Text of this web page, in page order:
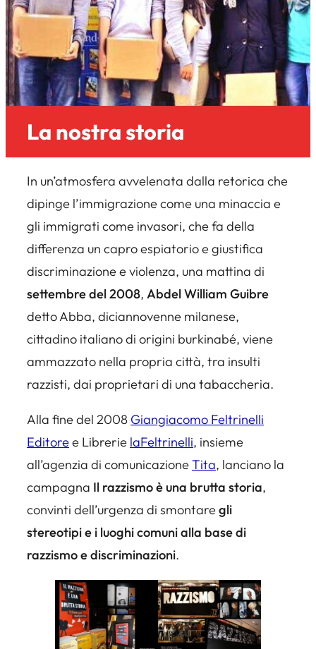
La nostra storia
In un’atmosfera avvelenata dalla retorica che
dipinge l’immigrazione come una minaccia e
gli immigrati come invasori, che fa della
differenza un capro espiatorio e giustifica
discriminazione e violenza, una mattina di
settembre del 2008, Abdel William Guibre
detto Abba, diciannovenne milanese,
cittadino italiano di origini burkinabé, viene
ammazzato nella propria città, tra insulti
razzisti, dai proprietari di una tabaccheria.
Alla fine del 2008 Giangiacomo Feltrinelli
Editoree Librerie laFeltrinelli, insieme
all’agenzia di comunicazioneTita, lanciano la
campagna Il razzismo è una brutta storia,
convinti dell’urgenza di smontaregli
stereotipi e i luoghi comuni alla base di
razzismo e discriminazioni.